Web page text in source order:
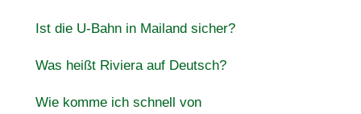
Ist die U-Bahn in Mailand sicher?
Was heißt Riviera auf Deutsch?
Wie komme ich schnell von